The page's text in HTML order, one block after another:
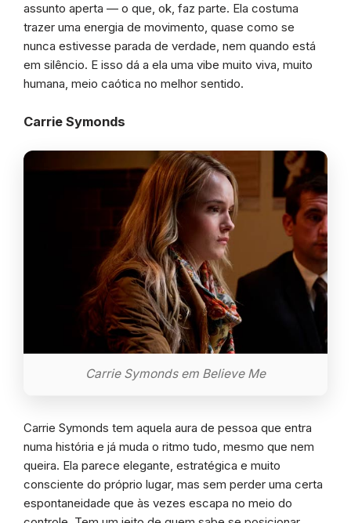
assunto aperta — o que, ok, faz parte. Ela costuma
trazer uma energia de movimento, quase como se
nunca estivesse parada de verdade, nem quando está
em silêncio. E isso dá a ela uma vibe muito viva, muito
humana, meio caótica no melhor sentido.
Carrie Symonds
Carrie Symonds em Believe Me
Carrie Symonds tem aquela aura de pessoa que entra
numa história e já muda o ritmo tudo, mesmo que nem
queira. Ela parece elegante, estratégica e muito
consciente do próprio lugar, mas sem perder uma certa
espontaneidade que às vezes escapa no meio do